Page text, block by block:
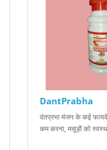
DantPrabha
दंतप्रभा मंजन के कई फायदे
कम करना, मसूड़ों को